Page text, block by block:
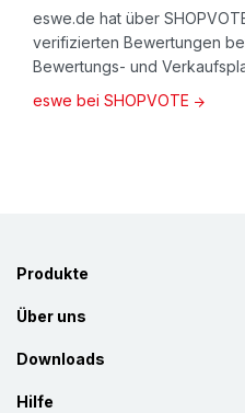
eswe.de hat über
verifizierten Bewertungen
Bewertungs- und
eswe bei SHOPVOTE
Produkte
Über uns
Downloads
Hilfe